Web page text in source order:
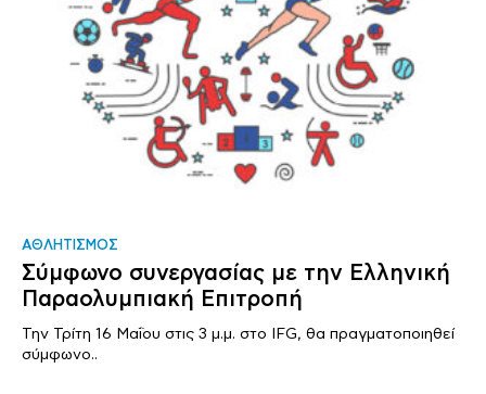
ΑΘΛΗΤΙΣΜΟΣ
Σύμφωνο συνεργασίας με την Ελληνική
Παραολυμπιακή Επιτροπή
Την Τρίτη 16 Μαΐου στις 3 μ.μ. στο IFG, θα πραγματοποιηθεί
σύμφωνο..